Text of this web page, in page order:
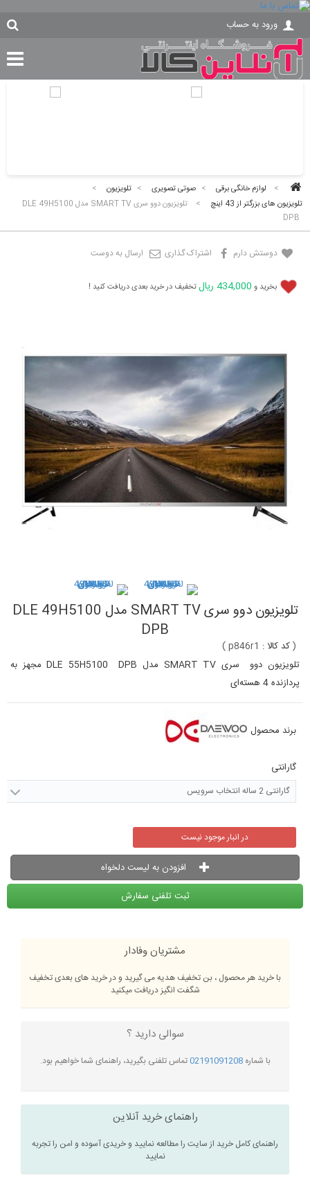
ورود به حساب
> لوازم خانگی برقی > صوتی تصویری > تلویزیون
>
تلویزیون های بزرگتر از 43 اینچ
>
تلویزیون دوو سری SMART TV مدل DLE 49H5100
DPB
دوستش دارم اشتراک گذاری ارسال به دوست
بخرید و 434,000 ریال تخفیف در خرید بعدی دریافت کنید !
تلویزیون دوو سری SMART TV مدل DLE 49H5100
DPB
(کد کالا : p846r1
)
تلویزیون دوو سری SMART TV مدل DLE 55H5100 DPB مجهز به
پردازنده 4 هسته‌ای
برند محصول
گارانتی
گارانتی 2 ساله انتخاب سرویس
در انبار موجود نیست
افزودن به لیست دلخواه
ثبت تلفنی سفارش
مشتریان وفادار
با خرید هر محصول ، بن تخفیف هدیه می گیرید و در خرید های بعدی تخفیف
شگفت انگیز دریافت میکنید
سوالی دارید ؟
با شماره02191091208تماس تلفنی بگیرید، راهنمای شما خواهیم بود.
راهنمای خرید آنلاین
راهنمای کامل خرید از سایت را مطالعه نمایید و خریدی آسوده و امن را تجربه
نمایید